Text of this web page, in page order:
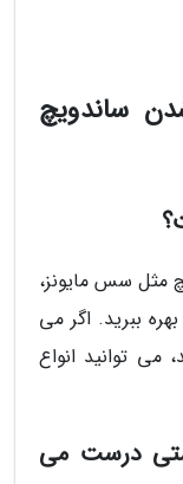
ساندویچ
مثل سس مایونز،
ببرید. اگر می
توانید انواع
درست می